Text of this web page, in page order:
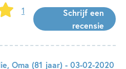
1
Schrijf een
recensie
, Oma (81 jaar) - 03-02-2020